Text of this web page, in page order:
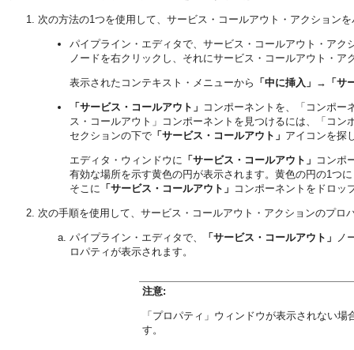
次の方法の1つを使用して、サービス・コールアウト・アクション
パイプライン・エディタで、サービス・コールアウト・ア
ノードを右クリックし、それにサービス・コールアウト・ア
表示されたコンテキスト・メニューから 「中に挿入」 → 「サ
「サービス・コールアウト」 コンポーネントを、「コンポー
ス・コールアウト」コンポーネントを見つけるには、「コ
セクションの下で 「サービス・コールアウト」 アイコンを探
エディタ・ウィンドウに 「サービス・コールアウト」 コンポ
有効な場所を示す黄色の円が表示されます。黄色の円の1つに
そこに 「サービス・コールアウト」 コンポーネントをドロッ
次の手順を使用して、サービス・コールアウト・アクションのプロ
パイプライン・エディタで、 「サービス・コールアウト」 ノ
ロパティが表示されます。
注意:
「プロパティ」ウィンドウが表示されない場
す。